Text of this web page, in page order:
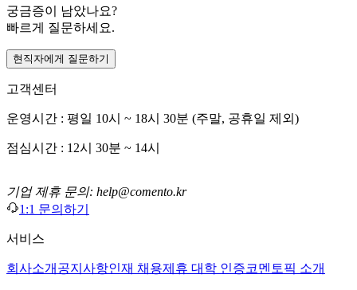
궁금증이 남았나요?
빠르게 질문하세요.
현직자에게 질문하기
고객센터
운영시간 : 평일 10시 ~ 18시 30분 (주말, 공휴일 제외)
점심시간 : 12시 30분 ~ 14시
기업 제휴 문의: help@comento.kr
1:1 문의하기
서비스
회사소개 공지사항인재 채용제휴 대학 인증코멘토픽 소개